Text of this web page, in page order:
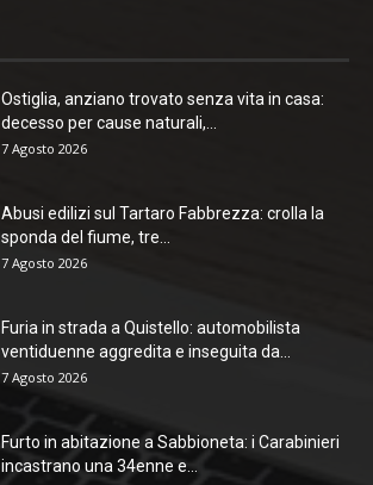
Ostiglia, anziano trovato senza vita in casa:
decesso per cause naturali,...
7 Agosto 2026
Abusi edilizi sul Tartaro Fabbrezza: crolla la
sponda del fiume, tre...
7 Agosto 2026
Furia in strada a Quistello: automobilista
ventiduenne aggredita e inseguita da...
7 Agosto 2026
Furto in abitazione a Sabbioneta: i Carabinieri
incastrano una 34enne e...